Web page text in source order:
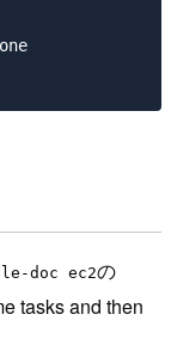
doc ec2の
tasks and then